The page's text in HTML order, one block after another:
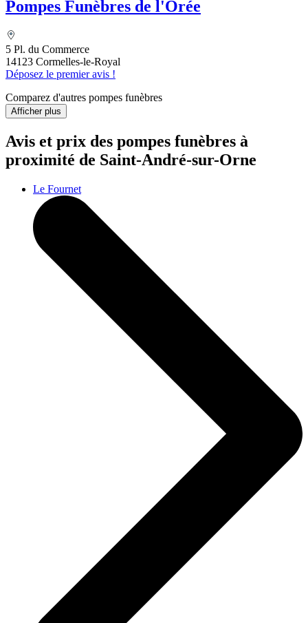
Pompes Funèbres de l'Orée
5 Pl. du Commerce
14123 Cormelles-le-Royal
Déposez le premier avis !
Comparez d'autres pompes funèbres
Afficher plus
Avis et prix des pompes funèbres à
proximité de Saint-André-sur-Orne
Le Fournet